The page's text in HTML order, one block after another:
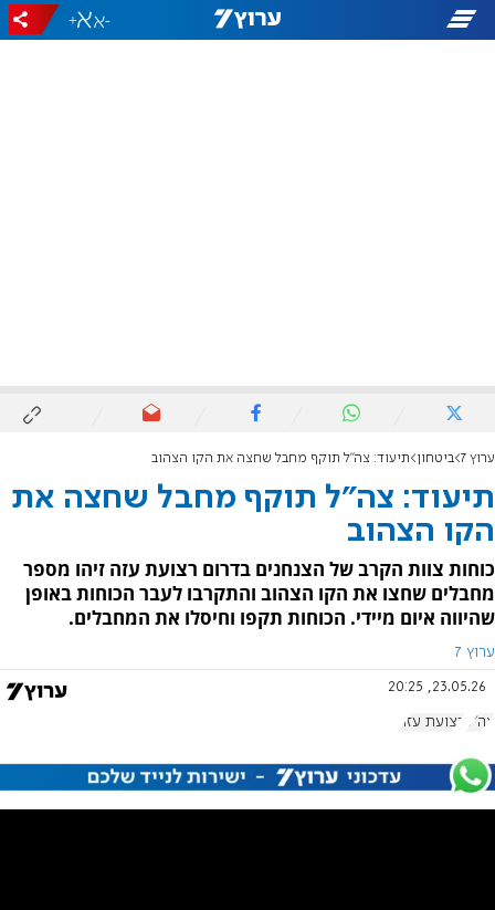
-
+
ערוץ 7 ביטחון תיעוד: צה"ל תוקף מחבל שחצה את הקו הצהוב
תיעוד: צה"ל תוקף מחבל שחצה את
הקו הצהוב
כוחות צוות הקרב של הצנחנים בדרום רצועת עזה זיהו מספר
מחבלים שחצו את הקו הצהוב והתקרבו לעבר הכוחות באופן
שהיווה איום מיידי. הכוחות תקפו וחיסלו את המחבלים.
ערוץ 7
23.05.26, 20:25
צה"ל רצועת עזה